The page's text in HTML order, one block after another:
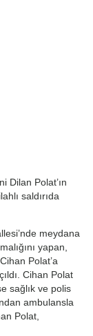
Dilan Polat’ın
saldırıda
meydana
yapan,
Polat’a
Cihan Polat
sağlık ve polis
ambulansla
Polat,